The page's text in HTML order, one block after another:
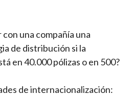
con una compañía una
de distribución si la
en 40.000 pólizas o en 500?
de internacionalización: